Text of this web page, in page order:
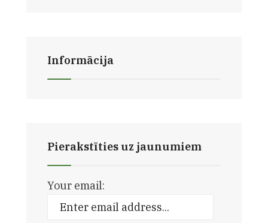
Informācija
Pierakstīties uz jaunumiem
Your email: